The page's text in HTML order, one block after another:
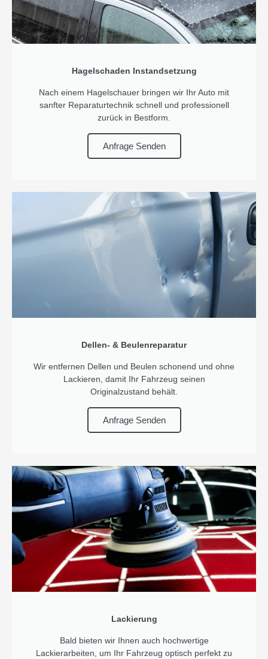
Hagelschaden Instandsetzung
Nach einem Hagelschauer bringen wir Ihr Auto mit
sanfter Reparaturtechnik schnell und professionell
zurück in Bestform.
Anfrage Senden
Dellen- & Beulenreparatur
Wir entfernen Dellen und Beulen schonend und ohne
Lackieren, damit Ihr Fahrzeug seinen
Originalzustand behält.
Anfrage Senden
Lackierung
Bald bieten wir Ihnen auch hochwertige
Lackierarbeiten, um Ihr Fahrzeug optisch perfekt zu